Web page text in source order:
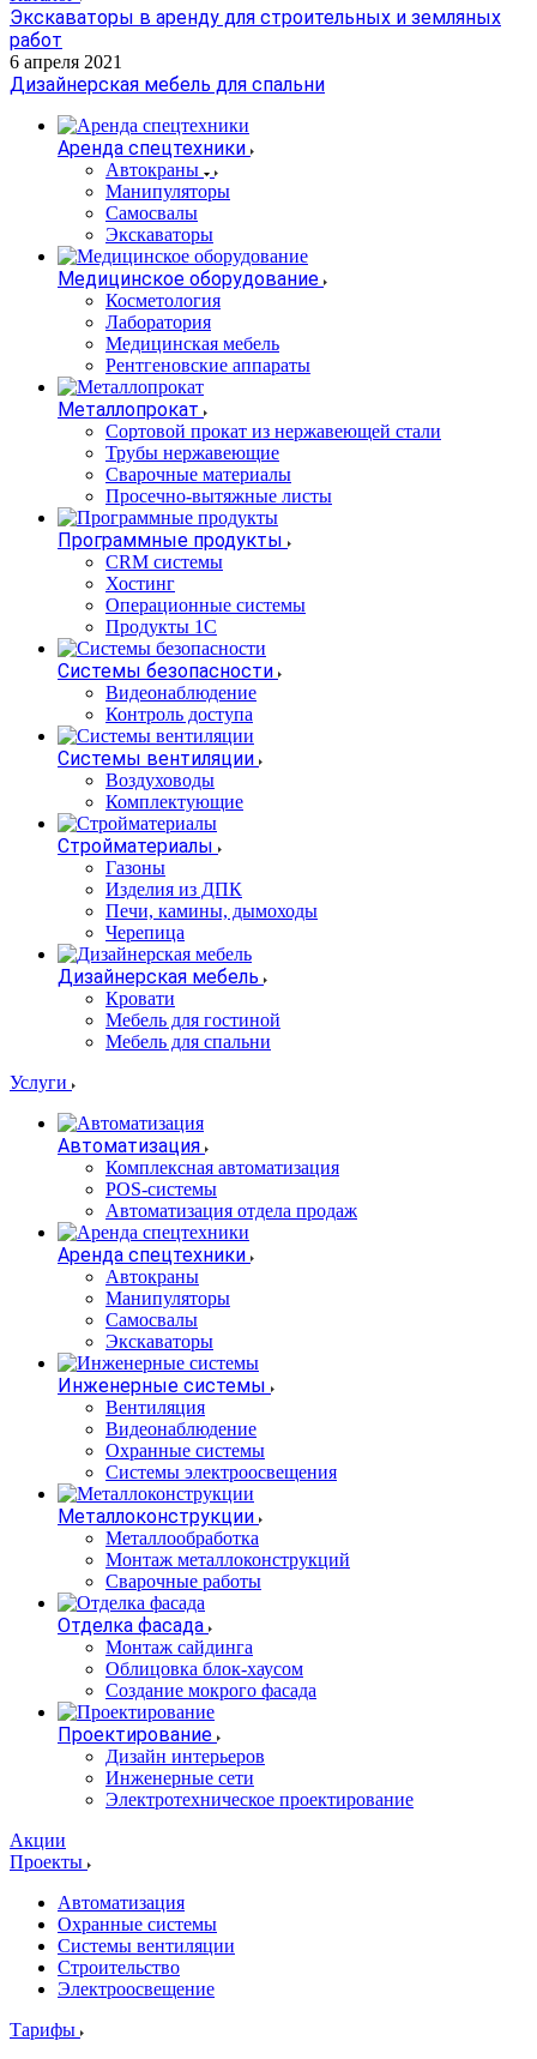
Экскаваторы в аренду для строительных и земляных
работ
6 апреля 2021
Дизайнерская мебель для спальни
Аренда спецтехники
Автокраны
Манипуляторы
Самосвалы
Экскаваторы
Медицинское оборудование
Косметология
Лаборатория
Медицинская мебель
Рентгеновские аппараты
Металлопрокат
Сортовой прокат из нержавеющей стали
Трубы нержавеющие
Сварочные материалы
Просечно-вытяжные листы
Программные продукты
CRM системы
Хостинг
Операционные системы
Продукты 1С
Системы безопасности
Видеонаблюдение
Контроль доступа
Системы вентиляции
Воздуховоды
Комплектующие
Стройматериалы
Газоны
Изделия из ДПК
Печи, камины, дымоходы
Черепица
Дизайнерская мебель
Кровати
Мебель для гостиной
Мебель для спальни
Услуги
Автоматизация
Комплексная автоматизация
POS-системы
Автоматизация отдела продаж
Аренда спецтехники
Автокраны
Манипуляторы
Самосвалы
Экскаваторы
Инженерные системы
Вентиляция
Видеонаблюдение
Охранные системы
Системы электроосвещения
Металлоконструкции
Металлообработка
Монтаж металлоконструкций
Сварочные работы
Отделка фасада
Монтаж сайдинга
Облицовка блок-хаусом
Создание мокрого фасада
Проектирование
Дизайн интерьеров
Инженерные сети
Электротехническое проектирование
Акции
Проекты
Автоматизация
Охранные системы
Системы вентиляции
Строительство
Электроосвещение
Тарифы